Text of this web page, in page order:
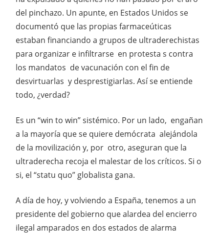
del pinchazo. Un apunte, en Estados Unidos se
documentó que las propias farmaceúticas
estaban financiando a grupos de ultraderechistas
para organizar e infiltrarse en protesta s contra
los mandatos de vacunación con el fin de
desvirtuarlas y desprestigiarlas. Así se entiende
todo, ¿verdad?
Es un “win to win” sistémico. Por un lado, engañan
a la mayoría que se quiere demócrata alejándola
de la movilización y, por otro, aseguran que la
ultraderecha recoja el malestar de los críticos. Si o
si, el “statu quo” globalista gana.
A día de hoy, y volviendo a España, tenemos a un
presidente del gobierno que alardea del encierro
ilegal amparados en dos estados de alarma